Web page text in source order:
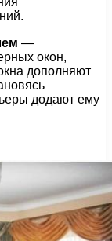
—
окон,
дополняют
додают ему